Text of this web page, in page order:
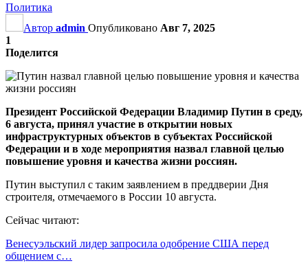
Политика
Автор admin Опубликовано Авг 7, 2025
1
Поделится
Президент Российской Федерации Владимир Путин в среду,
6 августа, принял участие в открытии новых
инфраструктурных объектов в субъектах Российской
Федерации и в ходе мероприятия назвал главной целью
повышение уровня и качества жизни россиян.
Путин выступил с таким заявлением в преддверии Дня
строителя, отмечаемого в России 10 августа.
Сейчас читают:
Венесуэльский лидер запросила одобрение США перед
общением с…